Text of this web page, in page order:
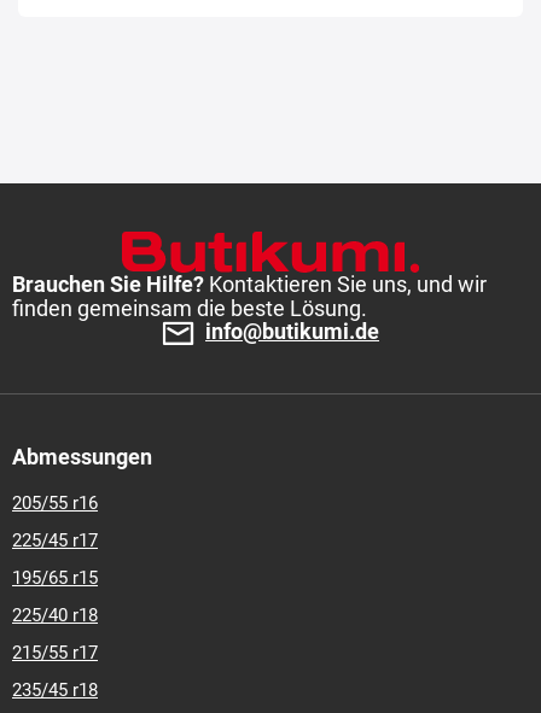
Brauchen Sie Hilfe? Kontaktieren Sie uns, und wir
finden gemeinsam die beste Lösung.
info@butikumi.de
Abmessungen
205/55 r16
225/45 r17
195/65 r15
225/40 r18
215/55 r17
235/45 r18